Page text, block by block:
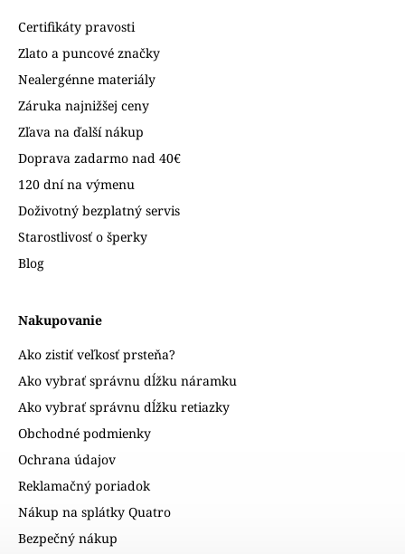
Certifikáty pravosti
Zlato a puncové značky
Nealergénne materiály
Záruka najnižšej ceny
Zľava na ďalší nákup
Doprava zadarmo nad 40€
120 dní na výmenu
Doživotný bezplatný servis
Starostlivosť o šperky
Blog
Nakupovanie
Ako zistiť veľkosť prsteňa?
Ako vybrať správnu dĺžku náramku
Ako vybrať správnu dĺžku retiazky
Obchodné podmienky
Ochrana údajov
Reklamačný poriadok
Nákup na splátky Quatro
Bezpečný nákup